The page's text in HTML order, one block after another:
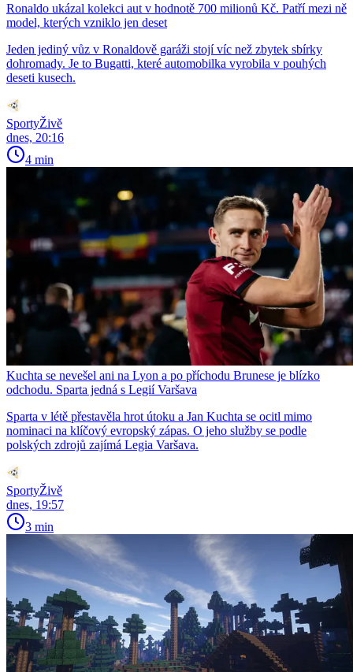
Ronaldo ukázal kolekci aut v hodnotě 700 milionů Kč. Patří mezi ně
model, kterých vzniklo jen deset
Jeden jediný vůz v Ronaldově garáži stojí víc než zbytek sbírky
dohromady. Je to Bugatti, které automobilka vyrobila v pouhých
deseti kusech.
SportyŽivě
dnes, 20:16
4 min
Kuchta se nevešel ani na Lyon a po příchodu Brunese je blízko
odchodu. Sparta jedná s Legií Varšava
Sparta v létě přestavěla hrot útoku a Jan Kuchta se ocitl mimo
nominaci na klíčový evropský zápas. O jeho služby se podle
polských zdrojů zajímá Legia Varšava.
SportyŽivě
dnes, 19:57
3 min